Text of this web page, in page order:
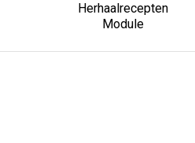
Herhaalrecepten
Module